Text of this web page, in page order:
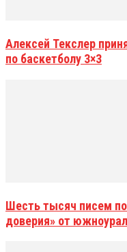
Алексей Текслер
по баскетболу 3×3
Шесть тысяч писем
доверия» от